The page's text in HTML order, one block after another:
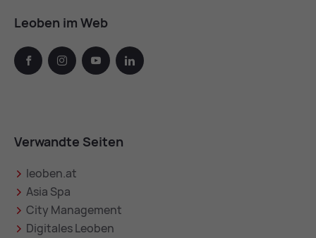
Leoben im Web
facebook instagramyoutube linkedin
Verwandte Seiten
leoben.at
Asia Spa
City Management
Digitales Leoben